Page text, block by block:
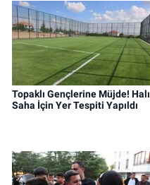
Topaklı Gençlerine Müjde! Halı
Saha İçin Yer Tespiti Yapıldı